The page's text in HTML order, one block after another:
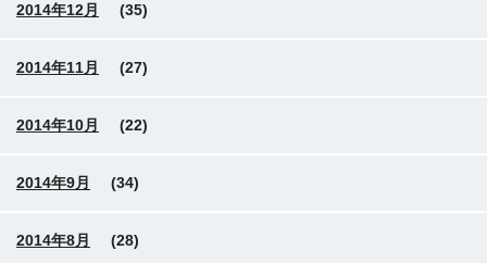
2014年12月 (35)
2014年11月 (27)
2014年10月 (22)
2014年9月 (34)
2014年8月 (28)